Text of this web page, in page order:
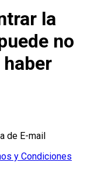
la
no
de E-mail
y Condiciones